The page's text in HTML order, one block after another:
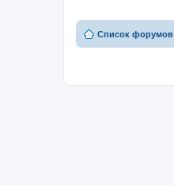
Список форумов